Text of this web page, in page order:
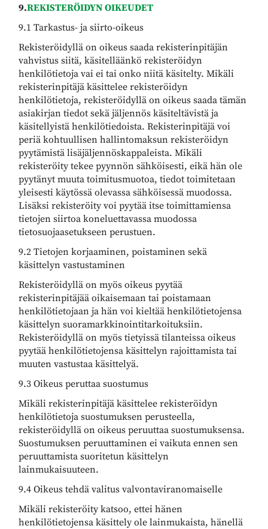
9.REKISTERÖIDYN OIKEUDET
9.1 Tarkastus- ja siirto-oikeus
Rekisteröidyllä on oikeus saada rekisterinpitäjän
vahvistus siitä, käsitelläänkö rekisteröidyn
henkilötietoja vai ei tai onko niitä käsitelty. Mikäli
rekisterinpitäjä käsittelee rekisteröidyn
henkilötietoja, rekisteröidyllä on oikeus saada tämän
asiakirjan tiedot sekä jäljennös käsiteltävistä ja
käsitellyistä henkilötiedoista. Rekisterinpitäjä voi
periä kohtuullisen hallintomaksun rekisteröidyn
pyytämistä lisäjäljennöskappaleista. Mikäli
rekisteröity tekee pyynnön sähköisesti, eikä hän ole
pyytänyt muuta toimitusmuotoa, tiedot toimitetaan
yleisesti käytössä olevassa sähköisessä muodossa.
Lisäksi rekisteröity voi pyytää itse toimittamiensa
tietojen siirtoa koneluettavassa muodossa
tietosuojaasetukseen perustuen.
9.2 Tietojen korjaaminen, poistaminen sekä
käsittelyn vastustaminen
Rekisteröidyllä on myös oikeus pyytää
rekisterinpitäjää oikaisemaan tai poistamaan
henkilötietojaan ja hän voi kieltää henkilötietojensa
käsittelyn suoramarkkinointitarkoituksiin.
Rekisteröidyllä on myös tietyissä tilanteissa oikeus
pyytää henkilötietojensa käsittelyn rajoittamista tai
muuten vastustaa käsittelyä.
9.3 Oikeus peruttaa suostumus
Mikäli rekisterinpitäjä käsittelee rekisteröidyn
henkilötietoja suostumuksen perusteella,
rekisteröidyllä on oikeus peruuttaa suostumuksensa.
Suostumuksen peruuttaminen ei vaikuta ennen sen
peruuttamista suoritetun käsittelyn
lainmukaisuuteen.
9.4 Oikeus tehdä valitus valvontaviranomaiselle
Mikäli rekisteröity katsoo, ettei hänen
henkilötietojensa käsittely ole lainmukaista, hänellä